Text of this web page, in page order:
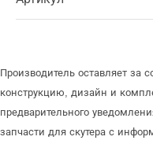
Производитель оставляет за
конструкцию, дизайн и
предварительного
запчасти для скутера с